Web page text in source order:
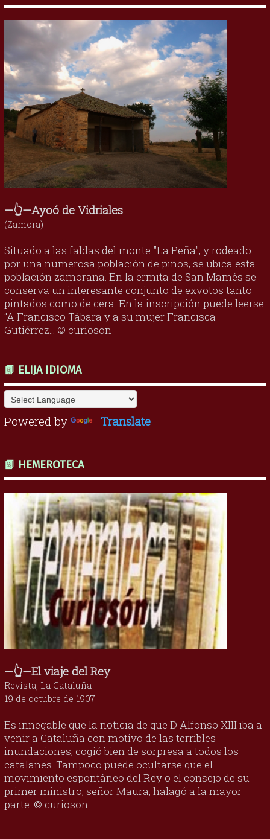
—👆—Ayoó de Vidriales
(Zamora)
Situado a las faldas del monte "La Peña", y rodeado
por una numerosa población de pinos, se ubica esta
población zamorana. En la ermita de San Mamés se
conserva un interesante conjunto de exvotos tanto
pintados como de cera. En la inscripción puede leerse:
“A Francisco Tábara y a su mujer Francisca
Gutiérrez... © curioson
📗 ELIJA IDIOMA
Powered by Translate
📗 HEMEROTECA
—👆—El viaje del Rey
Revista, La Cataluña
19 de octubre de 1907
Es innegable que la noticia de que D Alfonso XIII iba a
venir a Cataluña con motivo de las terribles
inundaciones, cogió bien de sorpresa a todos los
catalanes. Tampoco puede ocultarse que el
movimiento espontáneo del Rey o el consejo de su
primer ministro, señor Maura, halagó a la mayor
parte. © curioson